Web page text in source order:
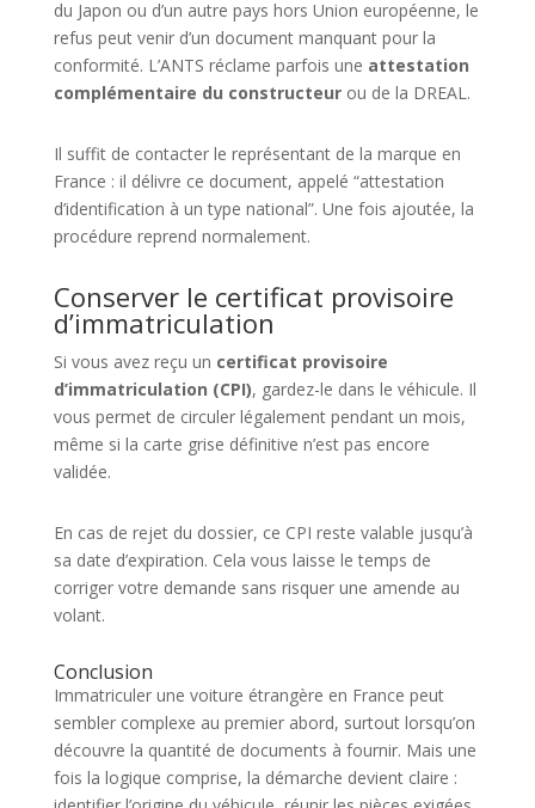
du Japon ou d’un autre pays hors Union européenne, le
refus peut venir d’un document manquant pour la
conformité. L’ANTS réclame parfois une attestation
complémentaire du constructeurou de la DREAL.
Il suffit de contacter le représentant de la marque en
France : il délivre ce document, appelé “attestation
d’identification à un type national”. Une fois ajoutée, la
procédure reprend normalement.
Conserver le certificat provisoire
d’immatriculation
Si vous avez reçu un certificat provisoire
d’immatriculation (CPI), gardez-le dans le véhicule. Il
vous permet de circuler légalement pendant un mois,
même si la carte grise définitive n’est pas encore
validée.
En cas de rejet du dossier, ce CPI reste valable jusqu’à
sa date d’expiration. Cela vous laisse le temps de
corriger votre demande sans risquer une amende au
volant.
Conclusion
Immatriculer une voiture étrangère en France peut
sembler complexe au premier abord, surtout lorsqu’on
découvre la quantité de documents à fournir. Mais une
fois la logique comprise, la démarche devient claire :